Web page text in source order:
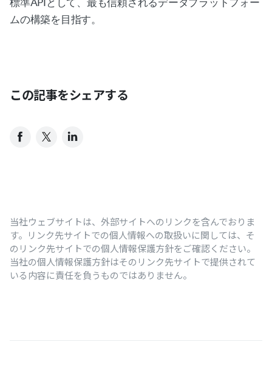
ムの構築を目指す。
この記事をシェアする
当社ウェブサイトは、外部サイトへのリンクを含んでおりま
す。リンク先サイトでの個人情報への取扱いに関しては、そ
のリンク先サイトでの個人情報保護方針をご確認ください。
当社の個人情報保護方針はそのリンク先サイトで提供されて
いる内容に責任を負うものではありません。